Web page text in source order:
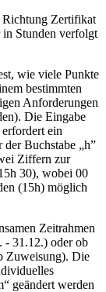
Zertifikat
in Stunden verfolgt
wie viele Punkte
bestimmten
Anforderungen
Die Eingabe
ein
Buchstabe „h”
Ziffern zur
30), wobei 00
(15h) möglich
Zeitrahmen
- 31.12.) oder ob
Zuweisung). Die
geändert werden